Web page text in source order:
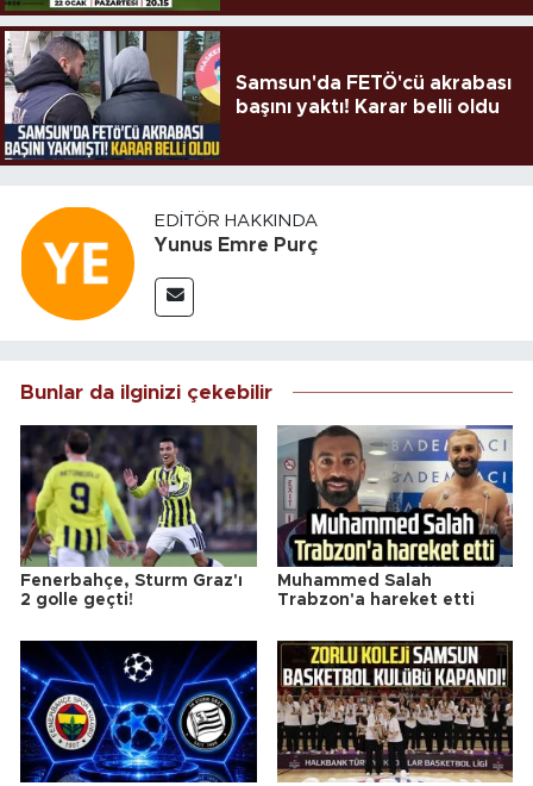
Samsun'da FETÖ'cü akrabası
başını yaktı! Karar belli oldu
EDITÖR HAKKINDA
Yunus Emre Purç
Bunlar da ilginizi çekebilir
Fenerbahçe, Sturm Graz'ı
2 golle geçti!
Muhammed Salah
Trabzon'a hareket etti